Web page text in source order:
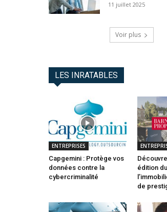
11 juillet 2025
Voir plus
LES INRATABLES
ENTREPRISES
Capgemini : Protège vos
données contre la
cybercriminalité
édition
de